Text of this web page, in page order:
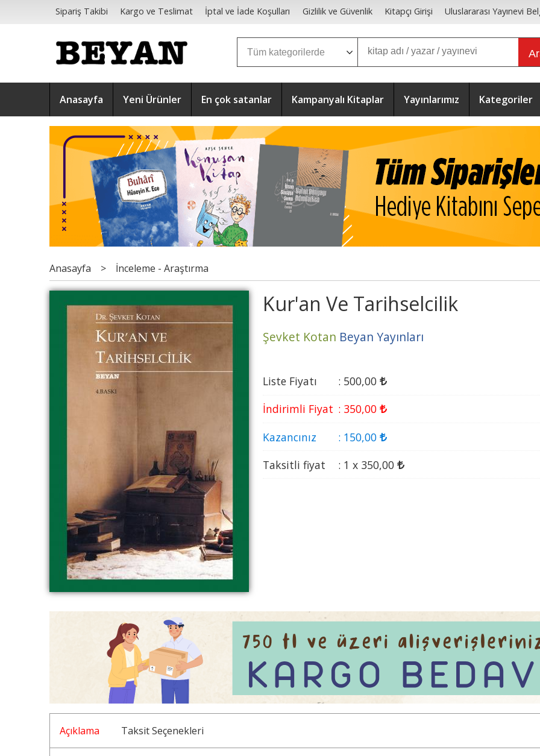
Sipariş Takibi Kargo ve Teslimat İptal ve İade Koşulları Gizlilik ve Güvenlik Kitapçı Girişi Uluslararası Yayınevi
Anasayfa Yeni Ürünler En çok satanlar Kampanyalı Kitaplar Yayınlarımız Kategoriler
Anasayfa > İnceleme - Araştırma
Kur'an Ve Tarihselcilik
Şevket Kotan Beyan Yayınları
Liste Fiyatı : 500,00
İndirimli Fiyat : 350,00
Kazancınız
: 150,00
Taksitli fiyat
: 1 x 350,00
Açıklama Taksit Seçenekleri